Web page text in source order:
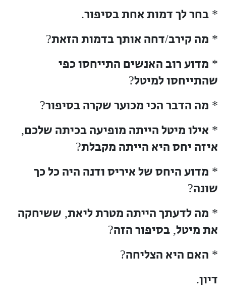
* בחר לך דמות אחת בסיפור.
* מה קירב/דחה אותך בדמות הזאת?
* מדוע רוב האנשים התייחסו כפי
שהתייחסו למיטל?
* מה הדבר הכי מכוער שקרה בסיפור?
* אילו מיטל הייתה מופיעה בכיתה שלכם,
איזה יחס היא הייתה מקבלת?
* מדוע היחס של איריס ודנה היה כל כך
שונה?
* מה לדעתך הייתה מטרת ליאת, ששיחקה
את מיטל, בסיפור הזה?
* האם היא הצליחה?
דיון.